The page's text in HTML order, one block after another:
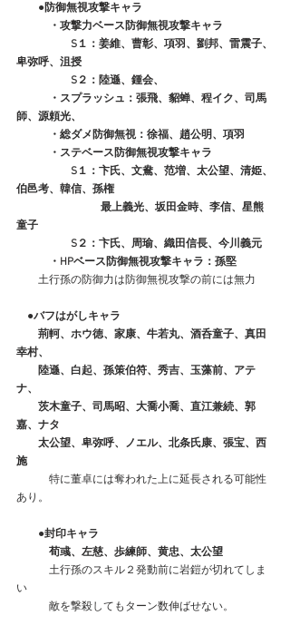
●防御無視攻撃キャラ
・攻撃力ベース防御無視攻撃キャラ
S１：姜維、曹彰、項羽、劉邦、雷震子、
卑弥呼、沮授
S２：陸遜、鍾会、
・スプラッシュ：張飛、貂蝉、程イク、司馬
師、源頼光、
・総ダメ防御無視：徐福、趙公明、項羽
・ステベース防御無視攻撃キャラ
S１：卞氏、文鴦、范増、太公望、清姫、
伯邑考、韓信、孫権
最上義光、坂田金時、李信、星熊
童子
S２：卞氏、周瑜、織田信長、今川義元
・HPベース防御無視攻撃キャラ：孫堅
土行孫の防御力は防御無視攻撃の前には無力
●バフはがしキャラ
荊軻、ホウ徳、家康、牛若丸、酒呑童子、真田
幸村、
陸遜、白起、孫策伯符、秀吉、玉藻前、アテ
ナ、
茨木童子、司馬昭、大喬小喬、直江兼続、郭
嘉、ナタ
太公望、卑弥呼、ノエル、北条氏康、張宝、西
施
特に董卓には奪われた上に延長される可能性
あり。
●封印キャラ
荀彧、左慈、歩練師、黄忠、太公望
土行孫のスキル２発動前に岩鎧が切れてしま
い
敵を撃殺してもターン数伸ばせない。